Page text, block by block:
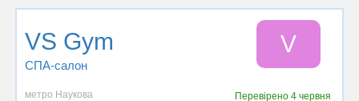
VS Gym
СПА-салон
V
метро Наукова Перевірено 4 червня